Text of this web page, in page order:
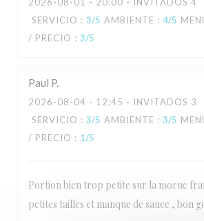
SERVICIO : 3/5 AMBIENTE : 4/5
/ PRECIO : 3/5
Paul P
2026-08-04 - 12:45 - INVITADOS 3
SERVICIO : 3/5 AMBIENTE : 3/5
/ PRECIO : 1/5
Portion bien trop petite sur la morue
petites tailles et manque de sauce , bon